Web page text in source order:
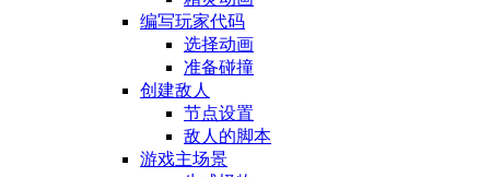
编写玩家代码
选择动画
准备碰撞
创建敌人
节点设置
敌人的脚本
游戏主场景